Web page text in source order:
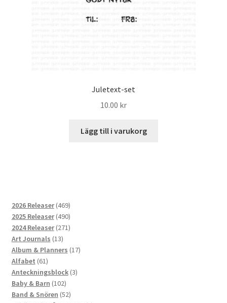
Juletext-set
10.00 kr
Lägg till i varukorg
2026 Releaser 469469
produkter
2025 Releaser 490490
produkter
2024 Releaser 271271
Art Journals 1313
produkter
Album & Planners 1717
Alfabet 6161
produkter
Anteckningsblock 33
Baby & Barn 102102
produkter
Band & Snören 5252